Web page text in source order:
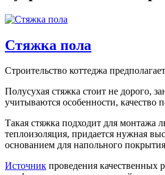
Стяжка пола
Строительство коттеджа
Полусухая стяжка стоит не дорого,
учитываются особенности, качество
Такая стяжка подходит для монтажа
теплоизоляция, придается нужная
основанием для напольного
Источник проведения качественных